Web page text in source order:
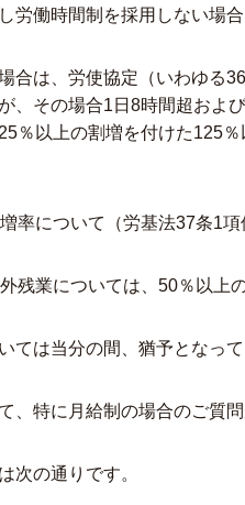
労働時間制を採用しない場合
合は、労使協定（いわゆる
、その場合1日8時間超およ
％以上の割増を付けた125
率について（労基法37条1項
残業については、50％以上
は当分の間、猶予となって
、特に月給制の場合のご質問
次の通りです。